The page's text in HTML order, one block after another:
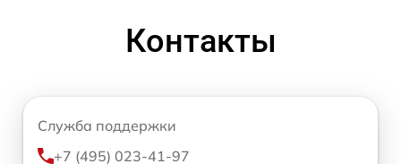
Контакты
Служба поддержки
+7 (495) 023-41-97